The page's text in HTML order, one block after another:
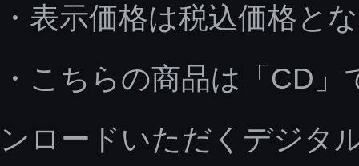
・表示価格は税込価格と
・こちらの商品は「CD
ンロードいただくデジタ